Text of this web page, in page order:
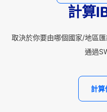
計算
取決於你要由哪個國家/地區
通過
計算